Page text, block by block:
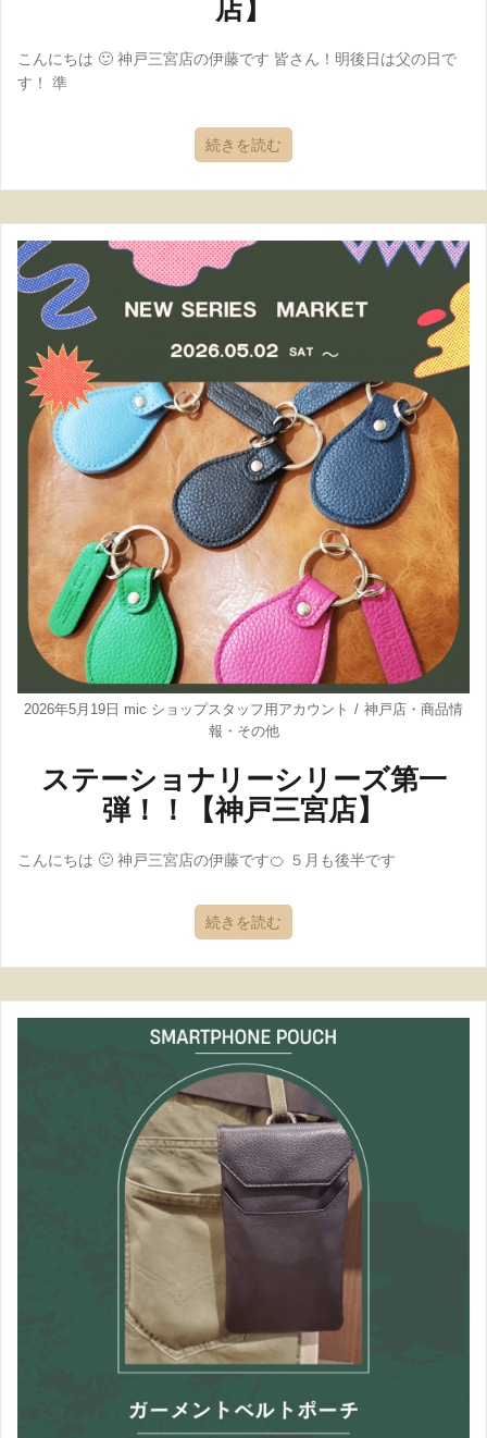
店】
こんにちは 🙂 神戸三宮店の伊藤です 皆さん！明後日は父の日で
す！ 準
続きを読む
2026年5月19日 mic ショップスタッフ用アカウント 神戸店 ・ 商品情
報 ・ その他
ステーショナリーシリーズ第一
弾！！【神戸三宮店】
こんにちは 🙂 神戸三宮店の伊藤です🍊 ５月も後半です
続きを読む